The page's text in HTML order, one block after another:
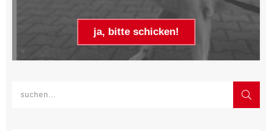
ja, bitte schicken!